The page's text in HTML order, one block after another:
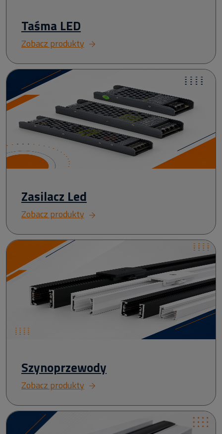
Taśma LED
Zobacz produkty
Zasilacz Led
Zobacz produkty
Szynoprzewody
Zobacz produkty